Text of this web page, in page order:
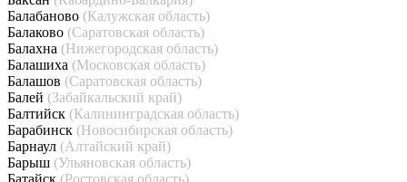
Балабаново (Калужская область)
Балаково (Саратовская область)
Балахна (Нижегородская область)
Балашиха (Московская область)
Балашов (Саратовская область)
Балей (Забайкальский край)
Балтийск (Калининградская область)
Барабинск (Новосибирская область)
Барнаул (Алтайский край)
Барыш (Ульяновская область)